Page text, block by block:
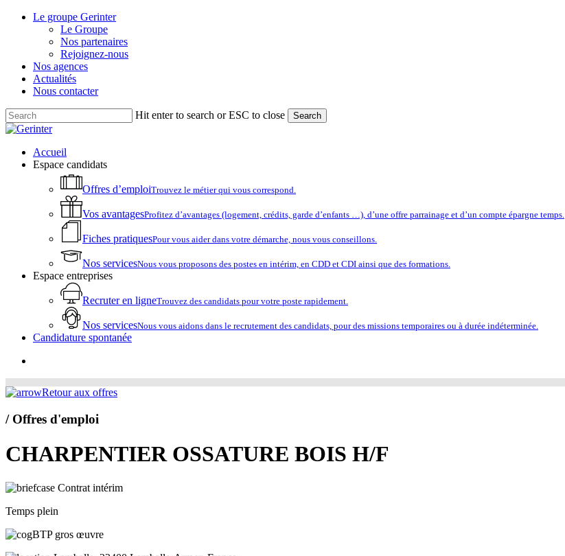
Skip
Le groupe Gerinter
Le Groupe
Nos partenaires
Rejoignez-nous
Nos agences
Actualités
Nous contacter
Hit enter to search or ESC to close Search
Close
account
Menu
Accueil
Espace candidats
Offres d’emploiTrouvez le métier qui vous correspond.
Vos avantagesProfitez d’avantages (logement, crédits, garde d’enfants …), d’une offre parrainage et d’un compte épargne temps.
Fiches pratiquesPour vous aider dans votre démarche, nous vous conseillons.
Nos servicesNous vous proposons des postes en intérim, en CDD et CDI ainsi que des formations.
Espace entreprises
Recruter en ligneTrouvez des candidats pour votre poste rapidement.
Nos servicesNous vous aidons dans le recrutement des candidats, pour des missions temporaires ou à durée indéterminée.
Candidature spontanée
Retour aux offres
/ Offres d'emploi
CHARPENTIER OSSATURE BOIS H/F
Contrat intérim
Temps plein
BTP gros œuvre